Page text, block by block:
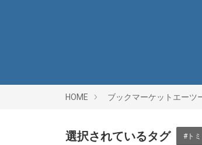
HOME ブックマーケットエーツ
選択されているタグ #トミ